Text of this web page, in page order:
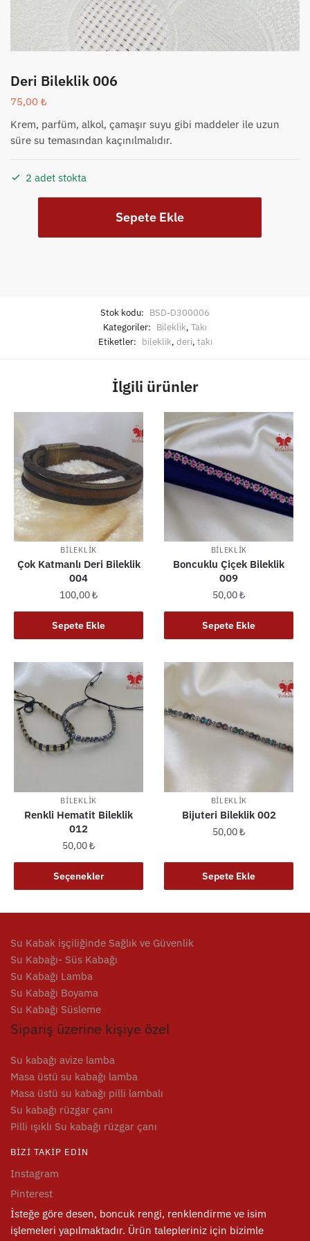
Deri Bileklik 006
75,00 ₺
Krem, parfüm, alkol, çamaşır suyu gibi maddeler ile uzun
süre su temasından kaçınılmalıdır.
2 adet stokta
Sepete Ekle
Stok kodu: BSD-D300006
Kategoriler: Bileklik, Takı
Etiketler: bileklik, deri, takı
İlgili ürünler
BILEKLIK
Çok Katmanlı Deri Bileklik
004
100,00₺
Sepete Ekle
BILEKLIK
Boncuklu Çiçek Bileklik
009
50,00₺
Sepete Ekle
BILEKLIK
Renkli Hematit Bileklik
012
50,00₺
Seçenekler
Bu
ürünün
varyasyonu
var.
Seçenekler
ürün
sayfasından
seçilebilir
BILEKLIK
Bijuteri Bileklik 002
50,00₺
Sepete Ekle
Su Kabak işçiliğinde Sağlık ve Güvenlik
Su Kabağı- Süs Kabağı
Su Kabağı Lamba
Su Kabağı Boyama
Su Kabağı Süsleme
Sipariş üzerine kişiye özel
Su kabağı avize lamba
Masa üstü su kabağı lamba
Masa üstü su kabağı pilli lambalı
Su kabağı rüzgar çanı
Pilli ışıklı Su kabağı rüzgar çanı
BIZI TAKIP EDIN
Instagram
Pinterest
İsteğe göre desen, boncuk rengi, renklendirme ve isim
işlemeleri yapılmaktadır. Ürün talepleriniz için bizimle